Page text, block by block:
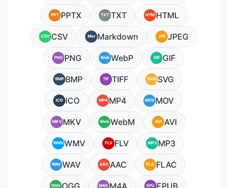
PPT PPTX TXT TXT HTM HTML
CSV CSV Mar Markdown JPE JPEG
PNG PNG Web WebP GIF GIF
BMP BMP TIF TIFF SVG SVG
ICO ICO MP4 MP4 MOV MOV
MKV MKV Web WebM AVI AVI
WMVWMV FLV FLV MP3 MP3
WAV WAV AAC AAC FLA FLAC
OGG OGG M4A M4A EPU EPUB